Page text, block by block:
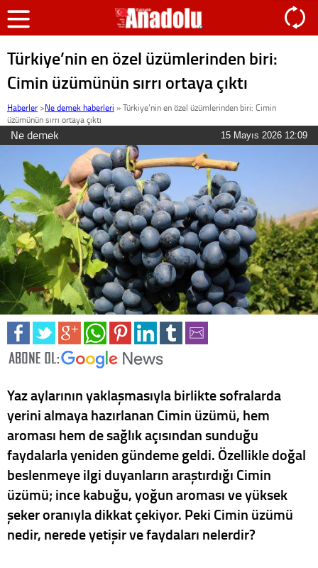
Türkiye’nin en özel üzümlerinden biri:
Cimin üzümünün sırrı ortaya çıktı
Haberler >Ne demek haberleri »Türkiye’nin en özel üzümlerinden biri: Cimin
üzümünün sırrı ortaya çıktı
Ne demek 15 Mayıs 2026 12:09
Yaz aylarının yaklaşmasıyla birlikte sofralarda
yerini almaya hazırlanan Cimin üzümü, hem
aroması hem de sağlık açısından sunduğu
faydalarla yeniden gündeme geldi. Özellikle doğal
beslenmeye ilgi duyanların araştırdığı Cimin
üzümü; ince kabuğu, yoğun aroması ve yüksek
şeker oranıyla dikkat çekiyor. Peki Cimin üzümü
nedir, nerede yetişir ve faydaları nelerdir?